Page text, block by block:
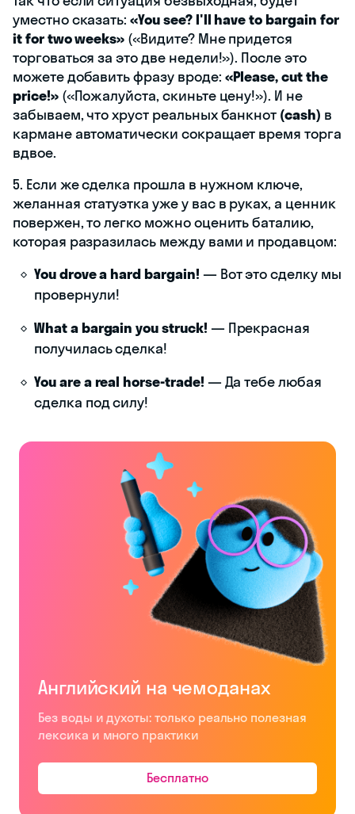
уместно сказать: «You see? I'll have to bargain for
it for two weeks» («Видите? Мне придется
торговаться за это две недели!»). После это
можете добавить фразу вроде: «Please, cut the
price!»(«Пожалуйста, скиньте цену!»). И не
забываем, что хруст реальных банкнот (cash) в
кармане автоматически сокращает время торга
вдвое.
5. Если же сделка прошла в нужном ключе,
желанная статуэтка уже у вас в руках, а ценник
повержен, то легко можно оценить баталию,
которая разразилась между вами и продавцом:
You drove a hard bargain! — Вот это сделку мы
провернули!
What a bargain you struck! — Прекрасная
получилась сделка!
You are a real horse-trade! — Да тебе любая
сделка под силу!
Английский на чемоданах
Без воды и духоты: только реально полезная
лексика и много практики
Бесплатно
04:47
0% 1 из 19
I am fine, thanks.
I feel myself good.